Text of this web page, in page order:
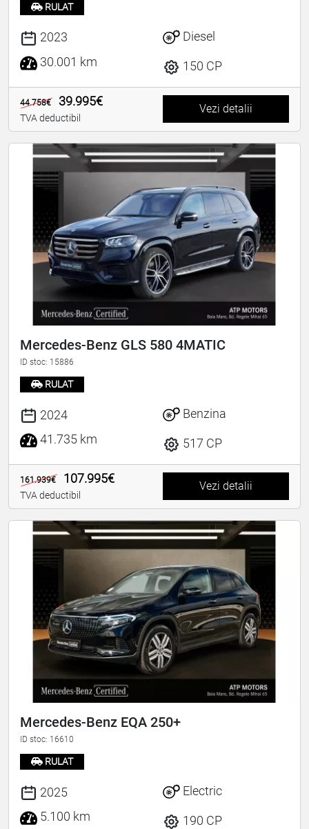
RULAT
2023
30.001 km
Diesel
150 CP
44.758€ 39.995€
TVA deductibil
Vezi detalii
Mercedes-Benz GLS 580 4MATIC
ID stoc: 15886
RULAT
2024
41.735 km
Benzina
517 CP
161.939€ 107.995€
TVA deductibil
Vezi detalii
Mercedes-Benz EQA 250+
ID stoc: 16610
RULAT
2025
5.100 km
Electric
190 CP